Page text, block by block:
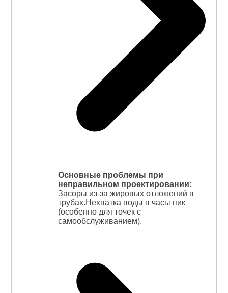
Основные проблемы при
неправильном проектировании:
Засоры из-за жировых отложений в
трубах.Нехватка воды в часы пик
(особенно для точек с
самообслуживанием).